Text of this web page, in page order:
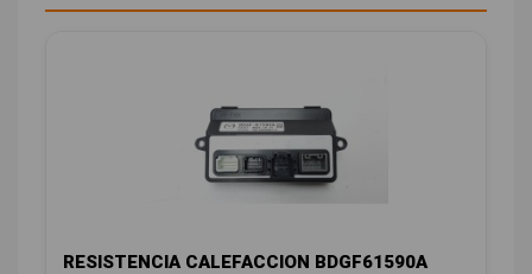
RESISTENCIA CALEFACCION BDGF61590A